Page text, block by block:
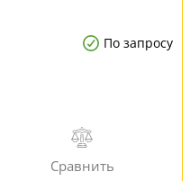
По запросу